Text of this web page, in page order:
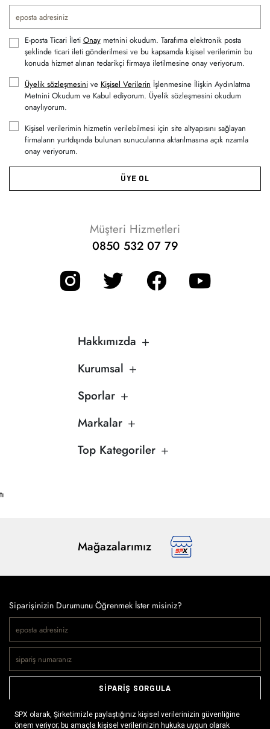
E-posta Ticari İleti Onaymetnini okudum. Tarafıma elektronik posta
şeklinde ticari ileti gönderilmesi ve bu kapsamda kişisel verilerimin bu
konuda hizmet alınan tedarikçi firmaya iletilmesine onay veriyorum.
Üyelik sözleşmesinive Kişisel Verilerin İşlenmesine İlişkin Aydınlatma
Metnini Okudum ve Kabul ediyorum. Üyelik sözleşmesini okudum
onaylıyorum.
Kişisel verilerimin hizmetin verilebilmesi için site altyapısını sağlayan
firmaların yurtdışında bulunan sunucularına aktarılmasına açık rızamla
onay veriyorum.
ÜYE OL
Müşteri Hizmetleri
0850 532 07 79
Hakkımızda
Kurumsal
Sporlar
Markalar
Top Kategoriler
Mağazalarımız
Siparişinizin Durumunu Öğrenmek İster misiniz?
SİPARİŞ SORGULA